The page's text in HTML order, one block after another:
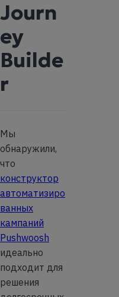
Journ
ey
Builde
r
Мы
обнаружили,
что
конструктор
автоматизиро
ванных
кампаний
Pushwoosh
идеально
подходит для
решения